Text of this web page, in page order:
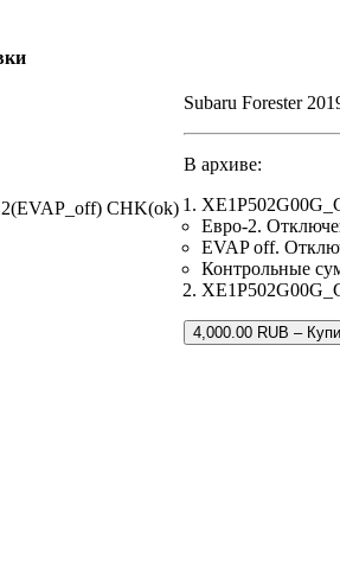
CHK(ok)
Subaru Forester
В архиве:
Евро-2.
EVAP off.
Контрольные
4,000.00 RUB –